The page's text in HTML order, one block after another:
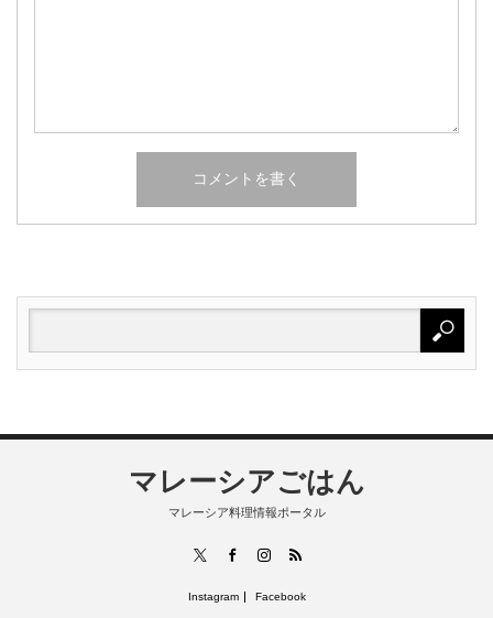
マレーシアごはん
マレーシア料理情報ポータル
FacebookInstagram
RSS
Instagram Facebook